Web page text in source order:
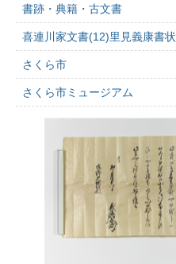
書跡・典籍・古文書
喜連川家文書(12)里見義康書状
さくら市
さくら市ミュージアム